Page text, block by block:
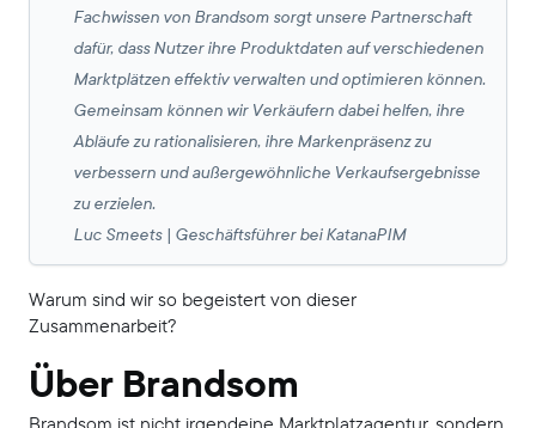
Fachwissen von Brandsom sorgt unsere Partnerschaft
dafür, dass Nutzer ihre Produktdaten auf verschiedenen
Marktplätzen effektiv verwalten und optimieren können.
Gemeinsam können wir Verkäufern dabei helfen, ihre
Abläufe zu rationalisieren, ihre Markenpräsenz zu
verbessern und außergewöhnliche Verkaufsergebnisse
zu erzielen.
Luc Smeets | Geschäftsführer bei KatanaPIM
Warum sind wir so begeistert von dieser
Zusammenarbeit?
Über Brandsom